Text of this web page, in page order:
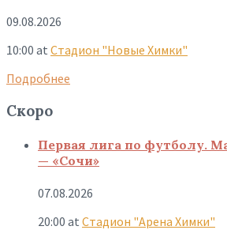
09.08.2026
10:00 at Стадион "Новые Химки"
Подробнее
Скоро
Первая лига по футболу.
— «Сочи»
07.08.2026
20:00 at Стадион "Арена Химки"